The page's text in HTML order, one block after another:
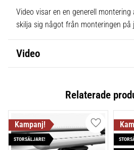
Video visar en en generell
skilja sig något från monteringen på
Video
Relaterade
STORSÄLJARE!
Lägg till i